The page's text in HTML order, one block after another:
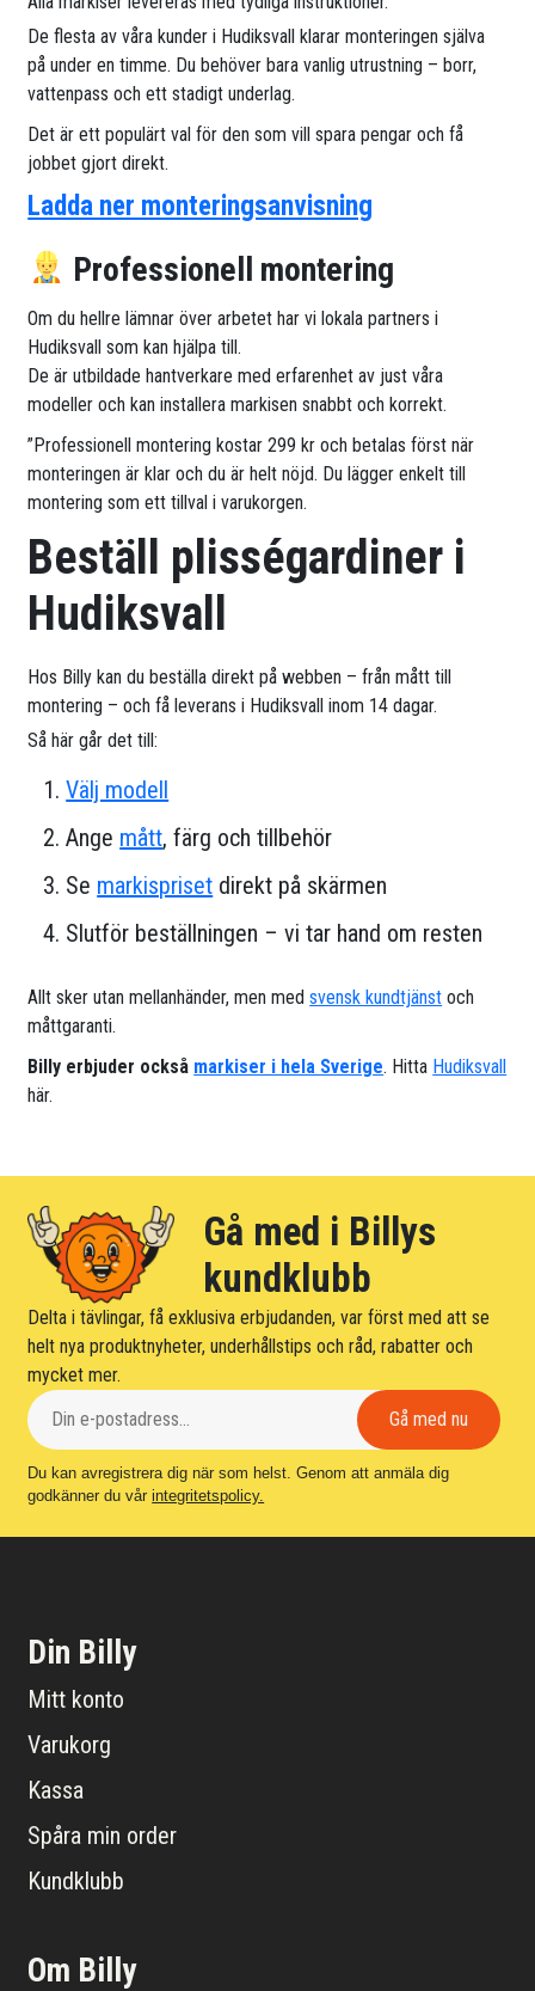
De flesta av våra kunder i Hudiksvall klarar monteringen själva
på under en timme. Du behöver bara vanlig utrustning – borr,
vattenpass och ett stadigt underlag.
Det är ett populärt val för den som vill spara pengar och få
jobbet gjort direkt.
Ladda ner monteringsanvisning
Professionell montering
Om du hellre lämnar över arbetet har vi lokala partners i
Hudiksvall som kan hjälpa till.
De är utbildade hantverkare med erfarenhet av just våra
modeller och kan installera markisen snabbt och korrekt.
”Professionell montering kostar 299 kr och betalas först när
monteringen är klar och du är helt nöjd. Du lägger enkelt till
montering som ett tillval i varukorgen.
Beställ plisségardiner i
Hudiksvall
Hos Billy kan du beställa direkt på webben – från mått till
montering – och få leverans i Hudiksvall inom 14 dagar.
Så här går det till:
Välj modell
Ange mått, färg och tillbehör
Se markispriset direkt på skärmen
Slutför beställningen – vi tar hand om resten
Allt sker utan mellanhänder, men medsvensk kundtjänst och
måttgaranti.
Billy erbjuder också markiser i hela Sverige. Hitta Hudiksvall
här.
Gå med i Billys
kundklubb
Delta i tävlingar, få exklusiva erbjudanden, var först med att se
helt nya produktnyheter, underhållstips och råd, rabatter och
mycket mer.
Du kan avregistrera dig när som helst. Genom att anmäla dig
godkänner du vårintegritetspolicy.
Din Billy
Mitt konto
Varukorg
Kassa
Spåra min order
Kundklubb
Om Billy